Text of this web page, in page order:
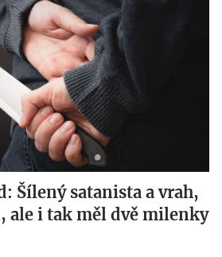
Šílený satanista a vrah,
ale i tak měl dvě milenky